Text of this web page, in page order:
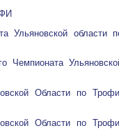
Ульяновской области
Чемпионата
Области по
Области по